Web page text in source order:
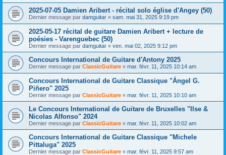
2025-07-05 Damien Aribert - récital solo église d'Angey (50)
Dernier message par damguitar « sam. mai 31, 2025 9:19 pm
2025-05-17 récital de guitare Damien Aribert + lecture de
poésies - Varenguebec (50)
Dernier message par damguitar « ven. mai 02, 2025 9:12 pm
Concours International de Guitare d'Antony 2025
Dernier message par ClassicGuitare « mar. févr. 11, 2025 10:14 am
Concours International de Guitare Classique "Ángel G.
Piñero" 2025
Dernier message par ClassicGuitare « mar. févr. 11, 2025 10:10 am
Le Concours International de Guitare de Bruxelles "Ilse &
Nicolas Alfonso" 2024
Dernier message par ClassicGuitare « mar. févr. 11, 2025 10:02 am
Concours International de Guitare Classique "Michele
Pittaluga" 2025
Dernier message par ClassicGuitare « mar. févr. 11, 2025 9:57 am